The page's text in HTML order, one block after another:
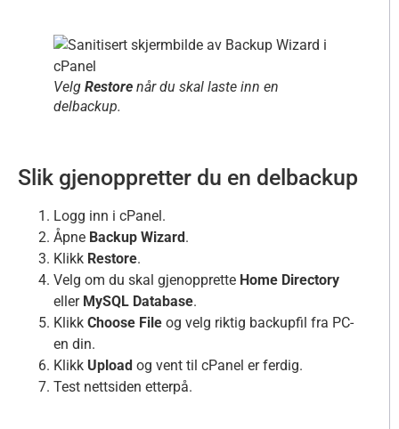
Velg Restore når du skal laste inn en
delbackup.
Slik gjenoppretter du en delbackup
Logg inn i cPanel.
Åpne Backup Wizard .
Klikk Restore.
Velg om du skal gjenopprette Home Directory
eller MySQL Database.
Klikk Choose File og velg riktig backupfil fra PC-
en din.
Klikk Upload og vent til cPanel er ferdig.
Test nettsiden etterpå.